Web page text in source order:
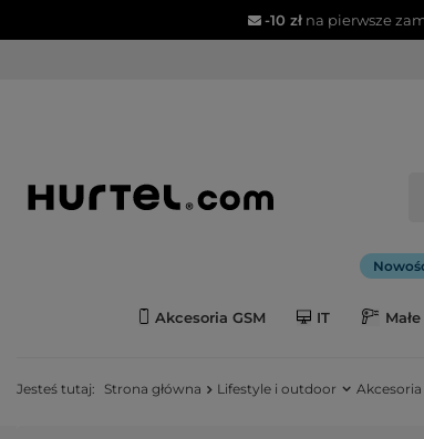
-10 złna pierwsze
Akcesoria GSM IT
Jesteś tutaj: Strona główna Lifestyle i outdoor